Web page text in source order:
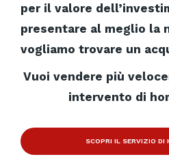
per il valore
presentare al meglio la
vogliamo trovare un
Vuoi vendere più
intervento di
SCOPRI IL SERVIZIO DI